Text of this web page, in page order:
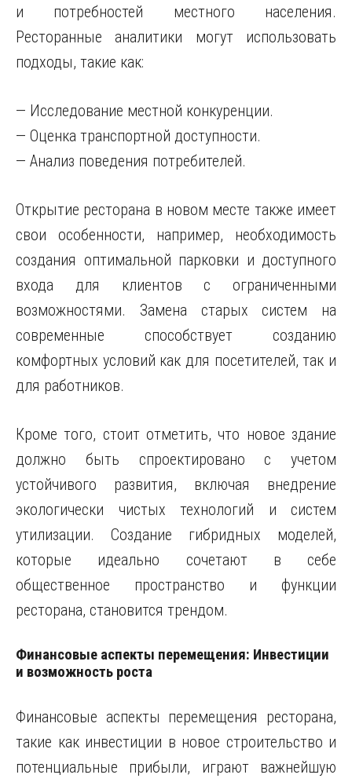
и потребностей местного населения.
Ресторанные аналитики могут использовать
подходы, такие как:
— Исследование местной конкуренции.
— Оценка транспортной доступности.
— Анализ поведения потребителей.
Открытие ресторана в новом месте также имеет
свои особенности, например, необходимость
создания оптимальной парковки и доступного
входа для клиентов с ограниченными
возможностями. Замена старых систем на
современные способствует созданию
комфортных условий как для посетителей, так и
для работников.
Кроме того, стоит отметить, что новое здание
должно быть спроектировано с учетом
устойчивого развития, включая внедрение
экологически чистых технологий и систем
утилизации. Создание гибридных моделей,
которые идеально сочетают в себе
общественное пространство и функции
ресторана, становится трендом.
Финансовые аспекты перемещения: Инвестиции
и возможность роста
Финансовые аспекты перемещения ресторана,
такие как инвестиции в новое строительство и
потенциальные прибыли, играют важнейшую